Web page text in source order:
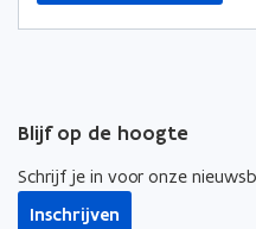
Blijf op de hoogte
Schrijf je in voor onze
Inschrijven